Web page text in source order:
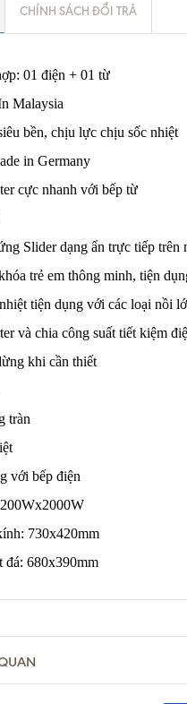
CHÍNH SÁCH ĐỔI TRẢ
01 điện + 01 từ
Malaysia
bền, chịu lực chịu sốc nhiệt
in Germany
cực nhanh với bếp từ
Slider dạng ẩn trực tiếp trên
trẻ em thông minh, tiện
tiện dụng với các loại nồi
và chia công suất tiết kiệm
khi cần thiết
tràn
với bếp điện
730x420mm
680x390mm